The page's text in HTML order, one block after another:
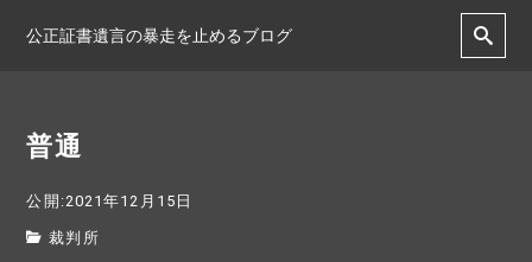
公正証書遺言の暴走を止めるブログ
普通
公開:2021年12月15日
裁判所